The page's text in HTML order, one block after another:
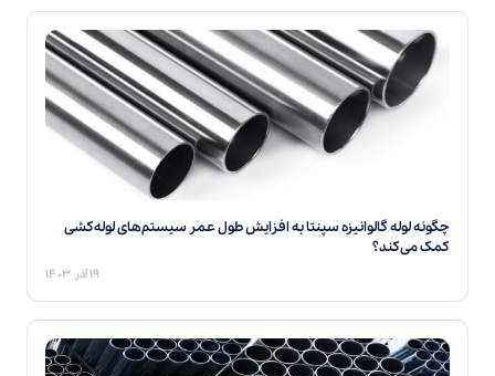
چگونه لوله گالوانیزه سپنتا به افزایش طول عمر سیستم‌های لوله‌کشی
کمک می‌کند؟
۱۹ آذر ۱۴۰۳